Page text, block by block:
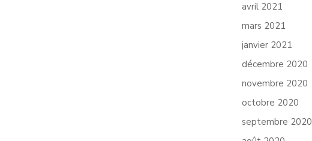
avril 2021
mars 2021
janvier 2021
décembre 2020
novembre 2020
octobre 2020
septembre 2020